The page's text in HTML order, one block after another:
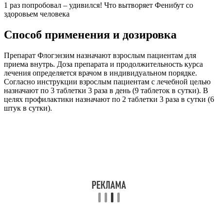
1 раз попробовал – удивился! Что вытворяет Фенибут со
здоровьем человека
Способ применения и дозировка
Препарат Флогэнзим назначают взрослым пациентам для
приема внутрь. Доза препарата и продолжительность курса
лечения определяется врачом в индивидуальном порядке.
Согласно инструкции взрослым пациентам с лечебной целью
назначают по 3 таблетки 3 раза в день (9 таблеток в сутки). В
целях профилактики назначают по 2 таблетки 3 раза в сутки (6
штук в сутки).